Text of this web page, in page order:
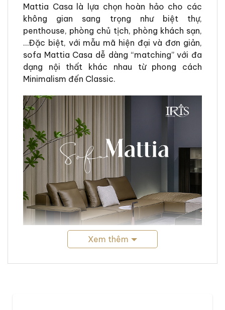
Mattia Casa là lựa chọn hoàn hảo cho các
không gian sang trọng như biệt thự,
penthouse, phòng chủ tịch, phòng khách sạn,
…Đặc biệt, với mẫu mã hiện đại và đơn giản,
sofa Mattia Casa dễ dàng “matching” với đa
dạng nội thất khác nhau từ phong cách
Minimalism đến Classic.
Xem thêm